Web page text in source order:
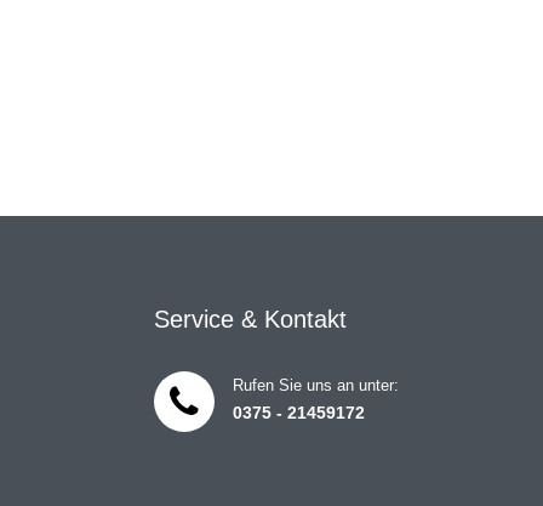
Service & Kontakt
Rufen Sie uns an unter:
0375 - 21459172